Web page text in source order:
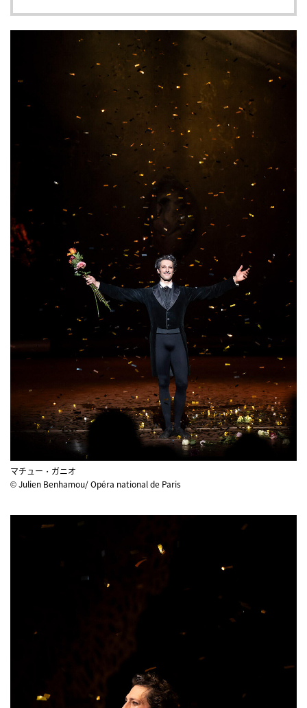
マチュー・ガニオ
© Julien Benhamou/ Opéra national de Paris